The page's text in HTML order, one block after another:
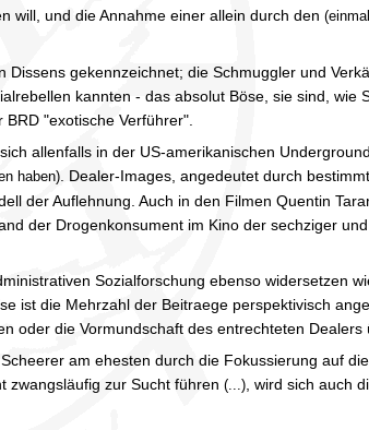
will, und die Annahme einer allein durch den
gekennzeichnet; die Schmuggler und
kannten - das absolut Böse, sie sind, wie
"exotische Verführer".
allenfalls in der US-amerikanischen
haben) . Dealer-Images, angedeutet durch
der Auflehnung. Auch in den Filmen Quentin
der Drogenkonsument im Kino der sechziger
Sozialforschung ebenso widersetzen
ist die Mehrzahl der Beitraege perspektivisch
oder die Vormundschaft des entrechteten Dealers
am ehesten durch die Fokussierung auf
zwangsläufig zur Sucht führen (...) , wird sich auch